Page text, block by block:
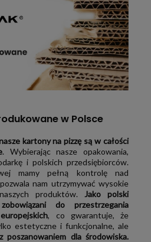
w Polsce
kartony na pizzę są w całości
. Wybierając nasze opakowania,
i polskich przedsiębiorców.
mamy pełną kontrolę nad
nam utrzymywać wysokie
produktów. Jako polski
do przestrzegania
, co gwarantuje, że
estetyczne i funkcjonalne, ale
poszanowaniem dla środowiska.